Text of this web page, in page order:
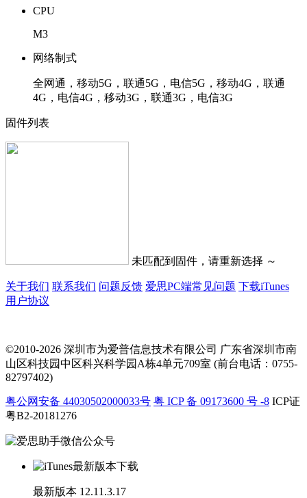
CPU
M3
网络制式
全网通，移动5G，联通5G，电信5G，移动4G，联通
4G，电信4G，移动3G，联通3G，电信3G
固件列表
未匹配到固件，请重新选择 ～
关于我们 联系我们 问题反馈 爱思PC端常见问题 下载iTunes
用户协议
©2010-2026 深圳市为爱普信息技术有限公司 广东省深圳市南
山区科技园中区科兴科学园A栋4单元709室 (前台电话：0755-
82797402)
粤公网安备 44030502000033号 粤 ICP 备 09173600 号 -8 ICP证
粤B2-20181276
最新版本 12.11.3.17